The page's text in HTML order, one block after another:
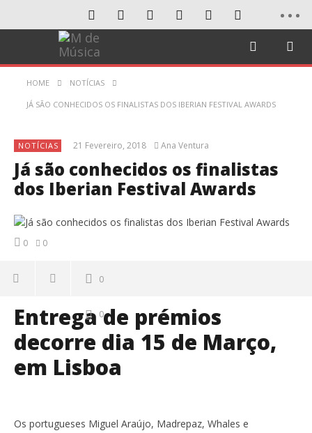
HOME NOTÍCIAS
JÁ SÃO CONHECIDOS OS FINALISTAS DOS IBERIAN FESTIVAL AWARDS
NOTÍCIAS 21 Fevereiro, 2018 Ana Ventura
Já são conhecidos os finalistas
dos Iberian Festival Awards
0 0
0
0
Entrega de prémios
decorre dia 15 de Março,
em Lisboa
Os portugueses Miguel Araújo, Madrepaz, Whales e